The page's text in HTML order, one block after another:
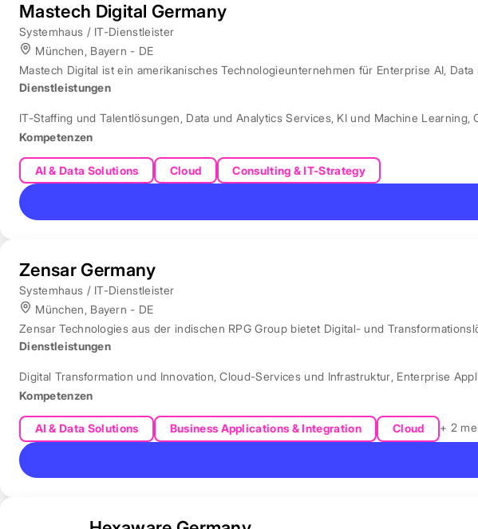
Mastech Digital Germany
Systemhaus / IT-Dienstleister
München, Bayern - DE
Mastech Digital ist ein amerikanisches Technologieunternehmen für Enterprise AI,
Dienstleistungen
IT-Staffing und Talentlösungen, Data und Analytics Services, KI und Machine Learning,
Kompetenzen
AI & Data Solutions Cloud Consulting & IT-Strategy
Zensar Germany
Systemhaus / IT-Dienstleister
München, Bayern - DE
Zensar Technologies aus der indischen RPG Group bietet Digital- und
Dienstleistungen
Digital Transformation und Innovation,Cloud-Services und Infrastruktur, Enterprise
Kompetenzen
AI & Data Solutions Business Applications & Integration Cloud + 2